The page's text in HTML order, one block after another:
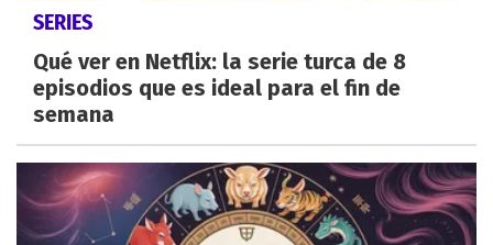
SERIES
Qué ver en Netflix: la serie turca de 8
episodios que es ideal para el fin de
semana